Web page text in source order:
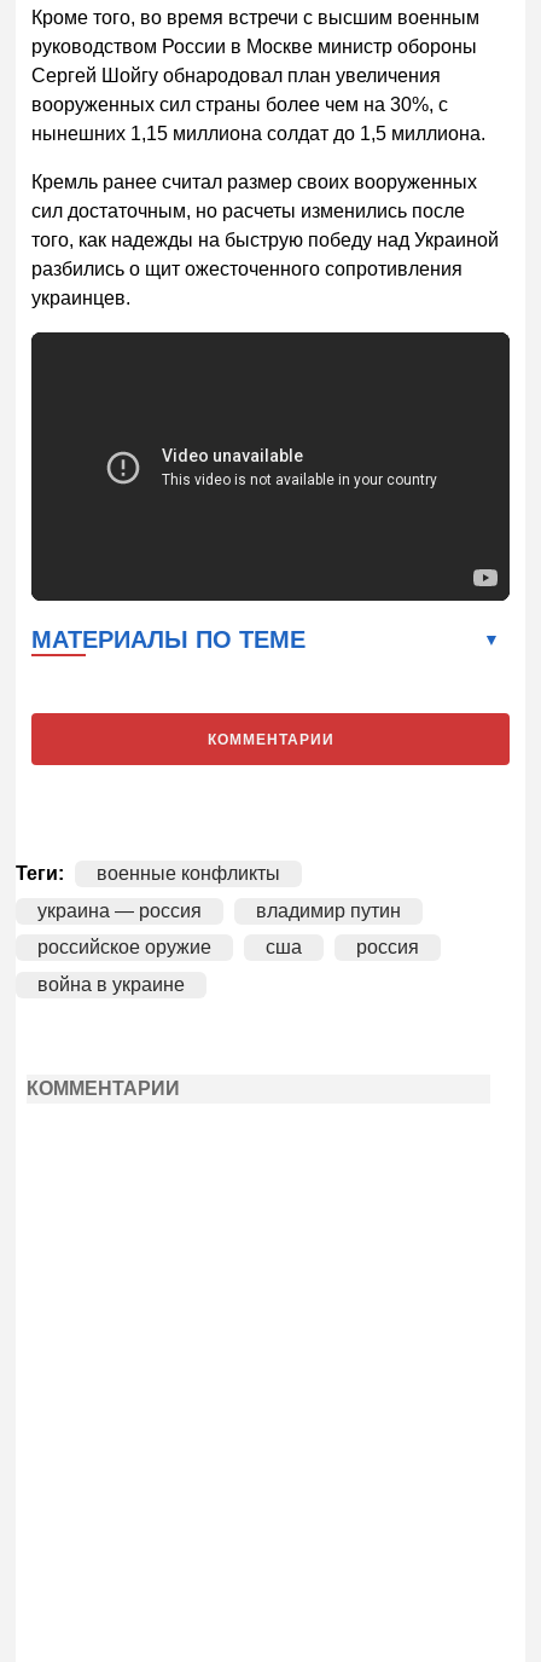
Кроме того, во время встречи с высшим военным
руководством России в Москве министр обороны
Сергей Шойгу обнародовал план увеличения
вооруженных сил страны более чем на 30%, с
нынешних 1,15 миллиона солдат до 1,5 миллиона.
Кремль ранее считал размер своих вооруженных
сил достаточным, но расчеты изменились после
того, как надежды на быструю победу над Украиной
разбились о щит ожесточенного сопротивления
украинцев.
МАТЕРИАЛЫ ПО ТЕМЕ
КОММЕНТАРИИ
Теги:
военные конфликты
украина — россия
владимир путин
российское оружие
сша
россия
война в украине
КОММЕНТАРИИ